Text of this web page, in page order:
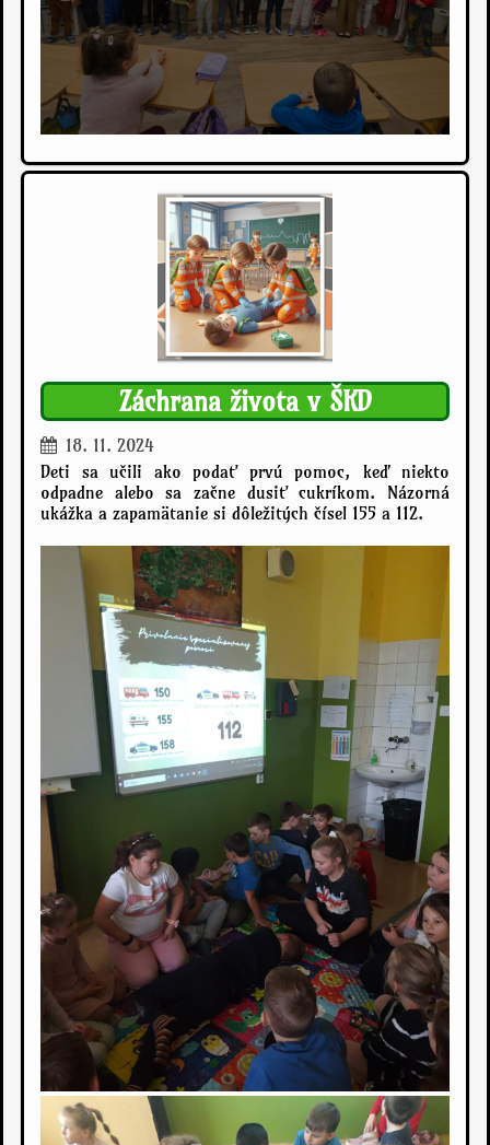
Záchrana života v ŠKD
18. 11. 2024
Deti sa učili ako podať prvú pomoc, keď niekto
odpadne alebo sa začne dusiť cukríkom. Názorná
ukážka a zapamätanie si dôležitých čísel 155 a 112.